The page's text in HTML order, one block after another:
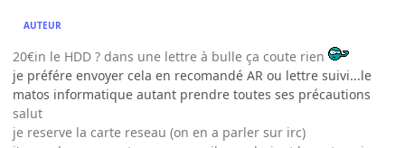
AUTEUR
20€in le HDD ? dans une lettre à bulle ça coute rien
je préfére envoyer cela en recomandé AR ou lettre suivi...le
matos informatique autant prendre toutes ses précautions
salut
je reserve la carte reseau (on en a parler sur irc)